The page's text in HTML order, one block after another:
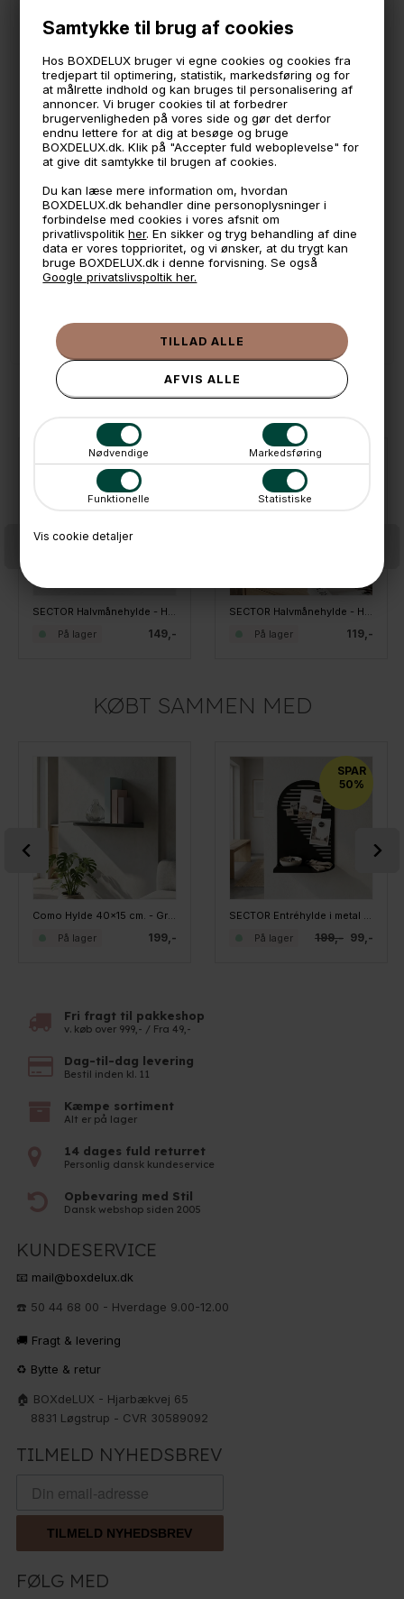
Samtykke til brug af cookies
Hos BOXDELUX bruger vi egne cookies og cookies fra
tredjepart til optimering, statistik, markedsføring og for
at målrette indhold og kan bruges til personalisering af
annoncer. Vi bruger cookies til at forbedrer
brugervenligheden på vores side og gør det derfor
endnu lettere for at dig at besøge og bruge
BOXDELUX.dk. Klik på "Accepter fuld weboplevelse" for
at give dit samtykke til brugen af cookies.
Du kan læse mere information om, hvordan
BOXDELUX.dk behandler dine personoplysninger i
forbindelse med cookies i vores afsnit om
privatlivspolitikher. En sikker og tryg behandling af dine
data er vores topprioritet, og vi ønsker, at du trygt kan
bruge BOXDELUX.dk i denne forvisning. Se også
Google privatslivspoltik her.
Nødvendige Markedsføring
Funktionelle Statistiske
Vis cookie detaljer
Sector er vores eget brand, designet og produceret lige
her i Danmark. Lækkert design og høj kvalitet til gode
priser og fri for unødvendig emballage
Skruer til ophæng medfølger ikke
🕚 Bestil inden 11 & vi sender samme dag på hverdage
🌟 4,9 med over 1200 anmeldelser ★★★★★
📦 Fragtfri v. køb over 999,- ellers fra 49,- med GLS
💳 Betal med
Kundeservicemail@boxdelux.dk(24/7)
ANDRE IDÉER
SECTOR Halvmånehylde - HEMI Large 250mm - Hvid
149,-
På lager
SECTOR Halvmånehylde - HEMI Small 200mm - Sort
119,-
På lager
KØBT SAMMEN MED
Como Hylde 40x15 cm. - Grå metal
199,-
På lager
SPAR
50%
SECTOR Entréhylde i metal - Sort
199,- 99,-
På lager
Fri fragt til pakkeshop
v. køb over 999,- / Fra 49,-
Dag-til-dag levering
Bestil inden kl. 11
Kæmpe sortiment
Alt er på lager
14 dages fuld returret
Personlig dansk kundeservice
Opbevaring med Stil
Dansk webshop siden 2005
KUNDESERVICE
📧 mail@boxdelux.dk
☎️ 50 44 68 00 - Hverdage 9.00-12.00
🚚 Fragt & levering
♻️ Bytte & retur
🏠 BOXdeLUX - Hjarbækvej 65
8831 Løgstrup - CVR 30589092
TILMELD NYHEDSBREV
TILMELD NYHEDSBREV
FØLG MED